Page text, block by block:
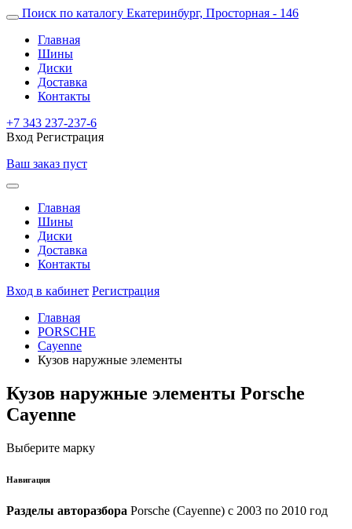
Поиск по каталогу Екатеринбург, Просторная - 146
Главная
Шины
Диски
Доставка
Контакты
+7 343 237-237-6
Вход Регистрация
Ваш заказ пуст
Главная
Шины
Диски
Доставка
Контакты
Вход в кабинет Регистрация
Главная
PORSCHE
Cayenne
Кузов наружные элементы
Кузов наружные элементы Porsche
Cayenne
Выберите марку
Навигация
Разделы авторазбора Porsche (Cayenne) с 2003 по 2010 год